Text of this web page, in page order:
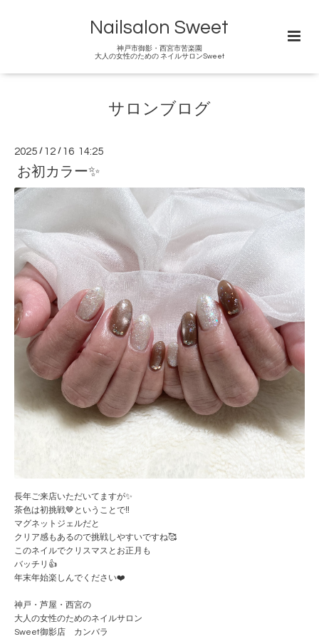
Nailsalon Sweet
神戸市御影・西宮市苦楽園
大人の女性のための ネイルサロンSweet
サロンブログ
2025 / 12 / 16 14:25
お初カラー✨
長年ご来店いただいてますが✨
茶色は初挑戦🤎ということで‼️
マグネットジェルだと
クリア感もあるので挑戦しやすいですね🥰
このネイルでクリスマスとお正月も
バッチリ👍
年末年始楽しんでください❤️
神戸・芦屋・西宮の
大人の女性のためのネイルサロン
Sweet御影店 カンバラ